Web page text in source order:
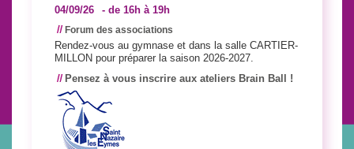
04/09/26 de 16h à 19h
Forum des associations
Rendez-vous au gymnase et dans la salle CARTIER-
MILLON pour préparer la saison 2026-2027.
Pensez à vous inscrire aux ateliers Brain Ball !